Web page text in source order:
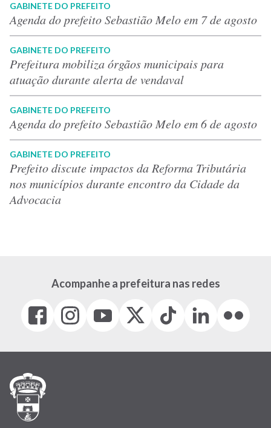
GABINETE DO PREFEITO
Agenda do prefeito Sebastião Melo em 7 de agosto
GABINETE DO PREFEITO
Prefeitura mobiliza órgãos municipais para
atuação durante alerta de vendaval
GABINETE DO PREFEITO
Agenda do prefeito Sebastião Melo em 6 de agosto
GABINETE DO PREFEITO
Prefeito discute impactos da Reforma Tributária
nos municípios durante encontro da Cidade da
Advocacia
Acompanhe a prefeitura nas redes
Facebook
(link
em
janela)
Instagram
(link
em
(link
em
(Antigo
(link
Tiktok
(link
em
LinkedIn
(link
em
(link
em